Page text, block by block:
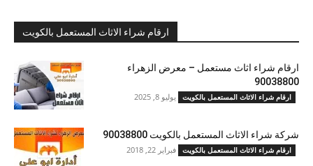
ارقام شراء الاثاث المستعمل بالكويت
ارقام شراء اثاث مستعمل – معرض الزهراء
90038800
ارقام شراء الاثاث المستعمل بالكويت يوليو 8, 2025
شركة شراء الاثاث المستعمل بالكويت 90038800
ارقام شراء الاثاث المستعمل بالكويت فبراير 22, 2018